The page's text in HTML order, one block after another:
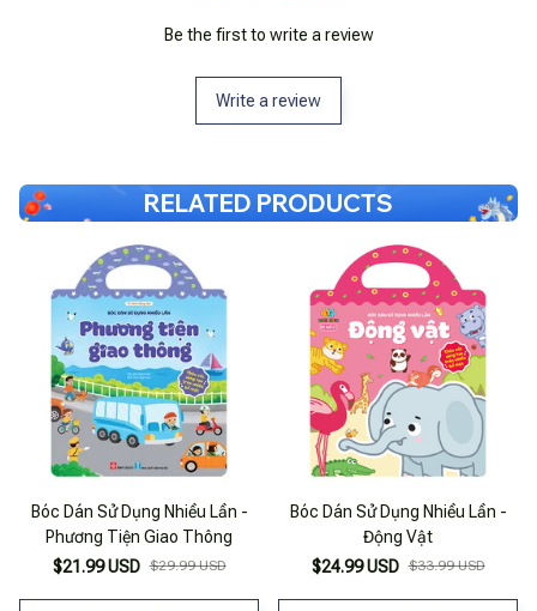
Be the first to write a review
Write a review
RELATED PRODUCTS
Bóc Dán Sử Dụng Nhiều Lần -
Phương Tiện Giao Thông
$21.99 USD $29.99 USD
Bóc Dán Sử Dụng Nhiều Lần -
Động Vật
$24.99 USD $33.99 USD